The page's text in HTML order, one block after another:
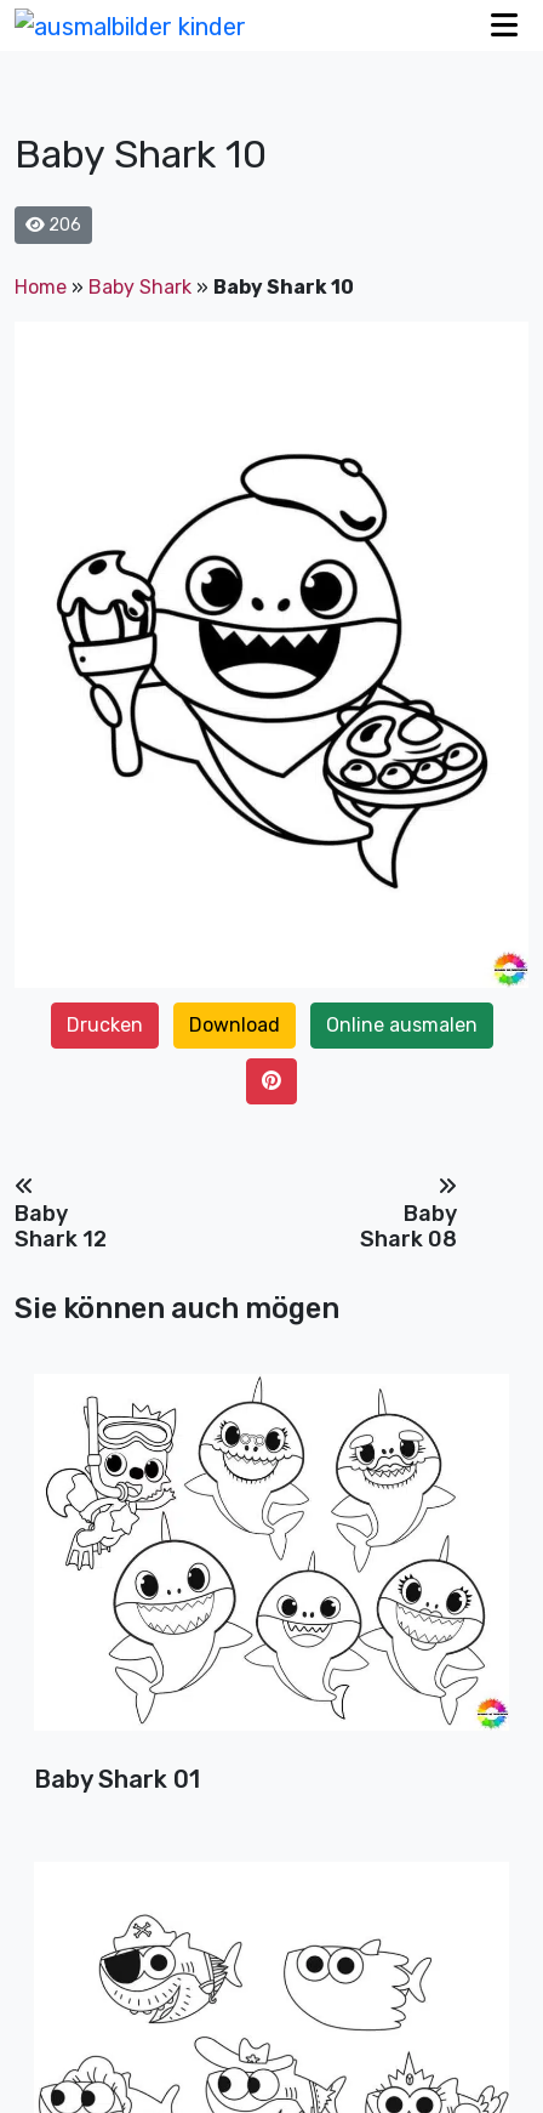
Baby Shark 10
206
Home » Baby Shark » Baby Shark 10
Drucken Download Online ausmalen
Baby
Shark 12
Baby
Shark 08
Sie können auch mögen
Baby Shark 01